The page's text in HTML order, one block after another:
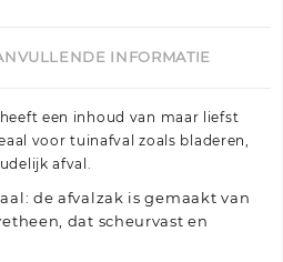
INFORMATIE
een inhoud van maar liefst
voor tuinafval zoals bladeren,
afval.
de afvalzak is gemaakt van
dat scheurvast en